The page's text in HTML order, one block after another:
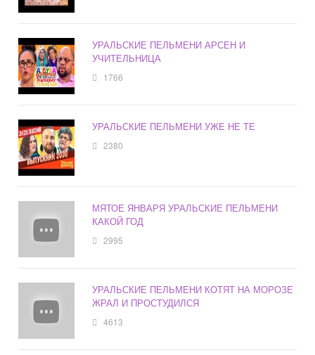
УРАЛЬСКИЕ ПЕЛЬМЕНИ АРСЕН И
УЧИТЕЛЬНИЦА
1766
УРАЛЬСКИЕ ПЕЛЬМЕНИ УЖЕ НЕ ТЕ
2380
МЯТОЕ ЯНВАРЯ УРАЛЬСКИЕ ПЕЛЬМЕНИ
КАКОЙ ГОД
2995
УРАЛЬСКИЕ ПЕЛЬМЕНИ КОТЯТ НА МОРОЗЕ
ЖРАЛ И ПРОСТУДИЛСЯ
4613